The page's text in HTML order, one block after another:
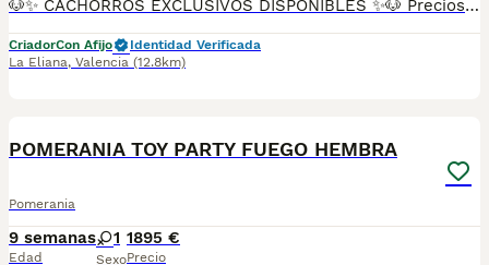
🐶✨ CACHORROS EXCLUSIVOS DISPONIBLES ✨🐶 Preciosos cachorros criados en ambiente familiar, rodeados de amor y cuidados desde el primer día ❤️ Totalmente socializados, cariñosos y acostumbrados al contacto con personas. 📦 Se entregan con todas las garantías: ✔️ Cartilla sanitaria ✔️ Vacunación al día 💉 ✔️ Desparasitación completa ✅ ✔️ Garantía vírica 😷 ✔️ Garantía congénita 👌 ✔️ Contrato de entrega ✍️ 📸 Síguenos en Instagram: @fincapaunais para ver fotos y vídeos reales ⚠️ Disponibilidad limitada ⚠️ Se reservan rápido. 📲 Contacto directo por WhatsApp: 671 454 202 Solo personas responsables
CriadorCon Afijo
Identidad Verificada
La Eliana, Valencia (12.8km)
POMERANIA TOY PARTY FUEGO HEMBRA
Pomerania
9 semanas
Edad
1
Sexo
1895 €
Precio